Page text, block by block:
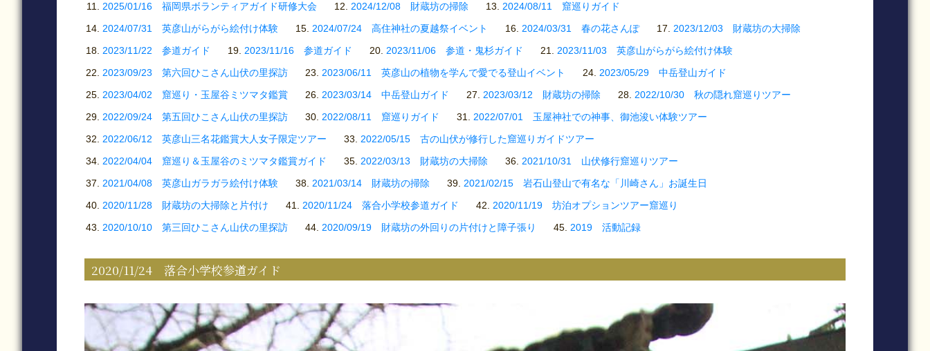
2025/01/16 福岡県ボランティアガイド研修大会
2024/12/08 財蔵坊の掃除
2024/08/11 窟巡りガイド
2024/07/31 英彦山がらがら絵付け体験
2024/07/24 高住神社の夏越祭イベント 2024/03/31 春の花さんぽ
2023/12/03 財蔵坊の大掃除
2023/11/22 参道ガイド
2023/11/16 参道ガイド 2023/11/06 参道・鬼杉ガイド
2023/11/03 英彦山がらがら絵付け体験
2023/09/23 第六回ひこさん山伏の里探訪
2023/06/11 英彦山の植物を学んで愛でる登山イベント
2023/05/29 中岳登山ガイド
2023/04/02 窟巡り・玉屋谷ミツマタ鑑賞
2023/03/14 中岳登山ガイド 2023/03/12 財蔵坊の掃除
2022/10/30 秋の隠れ窟巡りツアー
2022/09/24 第五回ひこさん山伏の里探訪
2022/08/11 窟巡りガイド
2022/07/01 玉屋神社での神事、御池浚い体験ツアー
2022/06/12 英彦山三名花鑑賞大人女子限定ツアー
2022/05/15 古の山伏が修行した窟巡りガイドツアー
2022/04/04 窟巡り＆玉屋谷のミツマタ鑑賞ガイド
2022/03/13 財蔵坊の大掃除
2021/10/31 山伏修行窟巡りツアー
2021/04/08 英彦山ガラガラ絵付け体験
2021/03/14 財蔵坊の掃除
2021/02/15 岩石山登山で有名な「川崎さん」お誕生日
2020/11/28 財蔵坊の大掃除と片付け
2020/11/24 落合小学校参道ガイド
2020/11/19 坊泊オプションツアー窟巡り
2020/10/10 第三回ひこさん山伏の里探訪
2020/09/19 財蔵坊の外回りの片付けと障子張り 2019 活動記録
2020/11/24 落合小学校参道ガイド